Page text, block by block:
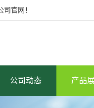
官网！
公司动态 产品